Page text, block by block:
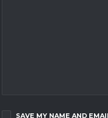
SAVE MY NAME AND